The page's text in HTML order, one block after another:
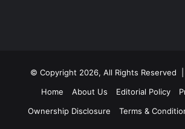
© Copyright 2026, All Rights Reserved |
Home
About Us Editorial Policy
Ownership Disclosure
Terms &